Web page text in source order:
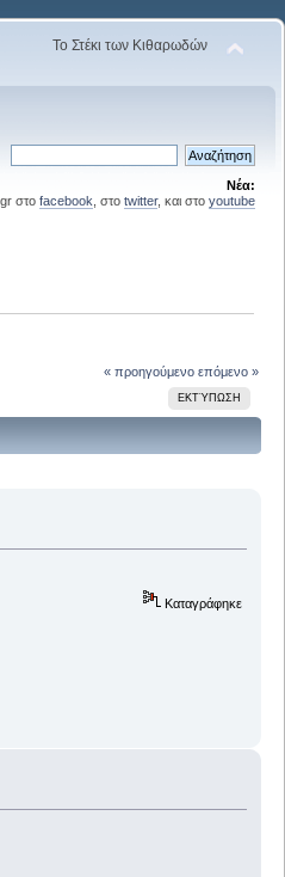
Το Στέκι των Κιθαρωδών
Νέα:
στο facebook , στο twitter, και στο youtube
« προηγούμενο επόμενο »
ΕΚΤΎΠΩΣΗ
Καταγράφηκε